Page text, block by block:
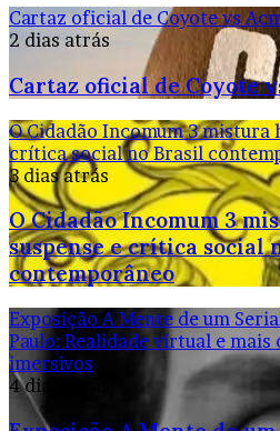
Cartaz oficial de Coyote vs
2 dias atrás
Cartaz oficial de Coyote
O Cidadão Incomum 3 mistura
crítica social no Brasil
3 dias atrás
O Cidadão Incomum 3
suspense e crítica social
contemporâneo
Exposição A Mente de um
Paulo: Realidade virtual e mais
imersivos
4 dias atrás